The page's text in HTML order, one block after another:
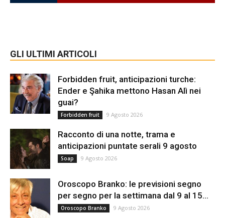
GLI ULTIMI ARTICOLI
Forbidden fruit, anticipazioni turche:
Ender e Şahika mettono Hasan Alì nei
guai?
Forbidden fruit 9 Agosto 2026
Racconto di una notte, trama e
anticipazioni puntate serali 9 agosto
Soap 9 Agosto 2026
Oroscopo Branko: le previsioni segno
per segno per la settimana dal 9 al 15...
Oroscopo Branko 9 Agosto 2026